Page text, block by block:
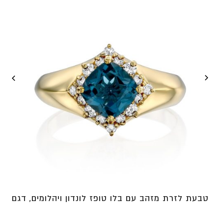
טבעת לזרת מזהב עם בלו טופז לונדון ויהלומים, דגם